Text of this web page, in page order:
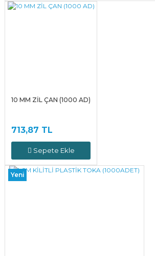
10 MM ZİL ÇAN (1000 AD)
713,87 TL
Sepete Ekle
Yeni